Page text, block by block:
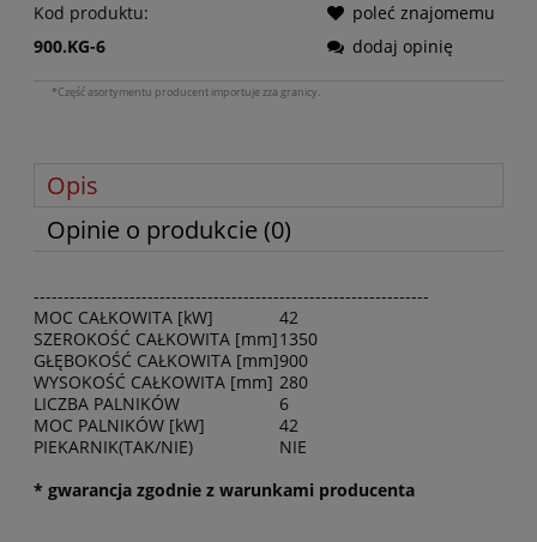
Kod produktu:
900.KG-6
poleć znajomemu
dodaj opinię
*Część asortymentu producent importuje zza granicy.
Opis
Opinie o produkcie (0)
------------------------------------------------------------------
MOC CAŁKOWITA [kW]
42
SZEROKOŚĆ CAŁKOWITA [mm]1350
GŁĘBOKOŚĆ CAŁKOWITA [mm]900
WYSOKOŚĆ CAŁKOWITA [mm] 280
LICZBA PALNIKÓW
6
MOC PALNIKÓW [kW]
42
PIEKARNIK(TAK/NIE)
NIE
* gwarancja zgodnie z warunkami producenta